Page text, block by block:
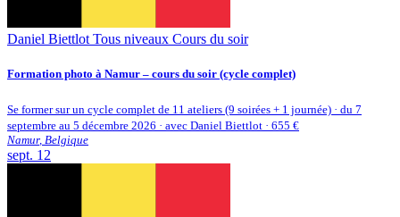
Daniel Biettlot Tous niveaux Cours du soir
Formation photo à Namur – cours du soir (cycle complet)
Se former sur un cycle complet de 11 ateliers (9 soirées + 1 journée) · du 7
septembre au 5 décembre 2026 · avec Daniel Biettlot · 655 €
Namur, Belgique
sept. 12